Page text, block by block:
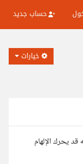
حساب جديد
خيارات
يحرك الإلهام